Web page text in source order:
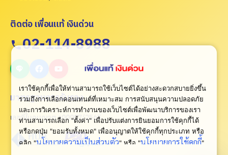
ติดต่อ เพื่อนแท้ เงินด่วน
02-114-8988
มาตรฐานการรับรอง
เลขที่ใบอนุญาต ว00007/2565
เราใช้คุกกี้เพื่อให้ท่านสามารถใช้เว็บไซต์ได้อย่างสะดวกสบายยิ่งขึ้น
รวมถึงการเลือกคอนเทนต์ที่เหมาะสม การสนับสนุนความปลอดภัย
และการวิเคราะห์การทำงานของเว็บไซต์เพื่อพัฒนาบริการของเรา
ท่านสามารถเลือก "ตั้งค่า" เพื่อปรับแต่งการยินยอมการใช้คุกกี้ได้
หรือกดปุ่ม "ยอมรับทั้งหมด" เพื่ออนุญาตให้ใช้คุกกี้ทุกประเภท หรือ
คลิก "นโยบายความเป็นส่วนตัว" หรือ "นโยบายการใช้คุกกี้"